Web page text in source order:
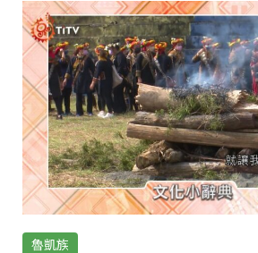
魯凱族